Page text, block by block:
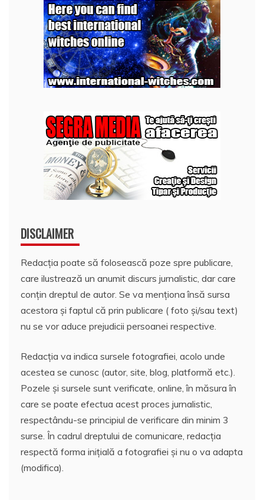
DISCLAIMER
Redacția poate să folosească poze spre publicare,
care ilustrează un anumit discurs jurnalistic, dar care
conțin dreptul de autor. Se va menționa însă sursa
acestora și faptul că prin publicare ( foto și/sau text)
nu se vor aduce prejudicii persoanei respective.
Redacția va indica sursele fotografiei, acolo unde
acestea se cunosc (autor, site, blog, platformă etc.).
Pozele și sursele sunt verificate, online, în măsura în
care se poate efectua acest proces jurnalistic,
respectându-se principiul de verificare din minim 3
surse. În cadrul dreptului de comunicare, redacția
respectă forma inițială a fotografiei și nu o va adapta
(modifica).